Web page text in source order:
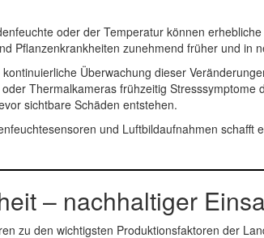
oder der Temperatur können
Pflanzenkrankheiten zunehmend früher und in
Überwachung dieser
Thermalkameras frühzeitig Stresssymptome
sichtbare Schäden entstehen.
und Luftbildaufnahmen schafft
– nachhaltiger
zu den wichtigsten Produktionsfaktoren der